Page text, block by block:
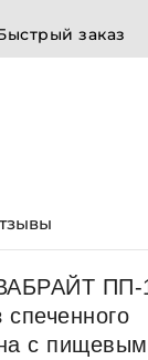
заказ
спеченного
с